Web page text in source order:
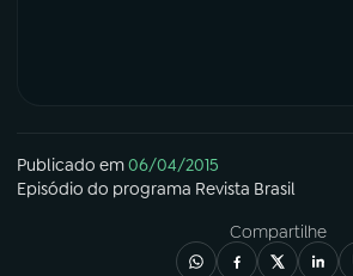
Publicado em06/04/2015
Episódio do programa Revista Brasil
Compartilhe